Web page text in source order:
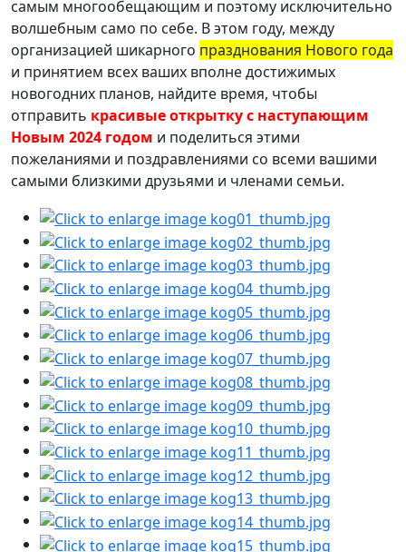
самым многообещающим и поэтому исключительно
волшебным само по себе. В этом году, между
организацией шикарного празднования Нового года
и принятием всех ваших вполне достижимых
новогодних планов, найдите время, чтобы
отправить красивые открытку с наступающим
Новым 2024 годом и поделиться этими
пожеланиями и поздравлениями со всеми вашими
самыми близкими друзьями и членами семьи.